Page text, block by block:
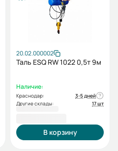
20.02.000002
Таль ESQ RW 1022 0,5т 9м
Наличие:
Краснодар:
3-5 дней
Другие склады:
17 шт
В корзину